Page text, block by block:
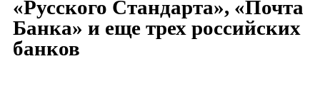
«Русского Стандарта», «Почта
Банка» и еще трех российских
банков